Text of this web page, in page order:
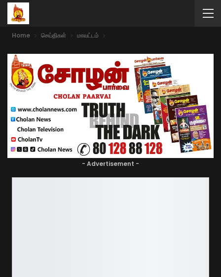
Home செய்திகள் மாவட்டம்
- Advertisement -